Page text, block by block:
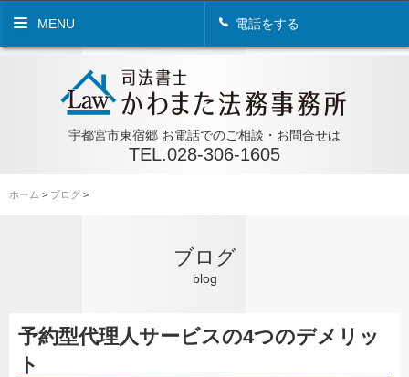
宇都宮市東宿郷 お電話でのご相談・お問合せは
TEL.028-306-1605
MENU 電話をする
ホーム > ブログ >
ブログ
blog
予約型代理人サービスの4つのデメリッ
ト